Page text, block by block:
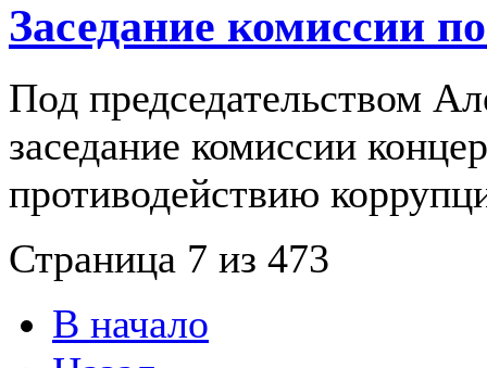
Заседание комиссии
Под председательством
заседание комиссии
противодействию
Страница 7 из 473
В начало